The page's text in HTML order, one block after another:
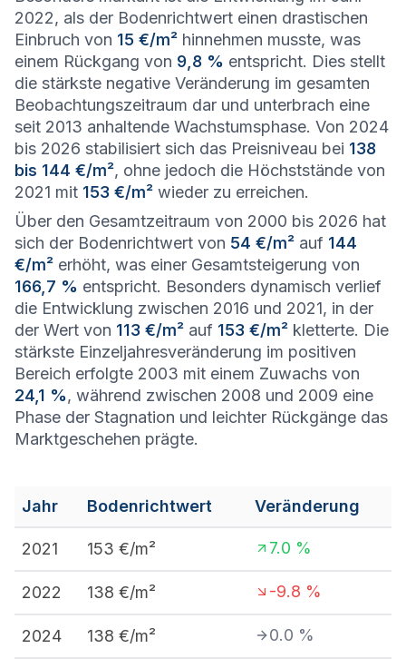
2022, als der Bodenrichtwert einen drastischen
Einbruch von 15 €/m² hinnehmen musste, was
einem Rückgang von 9,8 % entspricht. Dies stellt
die stärkste negative Veränderung im gesamten
Beobachtungszeitraum dar und unterbrach eine
seit 2013 anhaltende Wachstumsphase. Von 2024
bis 2026 stabilisiert sich das Preisniveau bei 138
bis 144 €/m², ohne jedoch die Höchststände von
2021 mit 153 €/m² wieder zu erreichen.
Über den Gesamtzeitraum von 2000 bis 2026 hat
sich der Bodenrichtwert von 54 €/m² auf 144
€/m² erhöht, was einer Gesamtsteigerung von
166,7 % entspricht. Besonders dynamisch verlief
die Entwicklung zwischen 2016 und 2021, in der
der Wert von 113 €/m² auf 153 €/m² kletterte. Die
stärkste Einzeljahresveränderung im positiven
Bereich erfolgte 2003 mit einem Zuwachs von
24,1 %, während zwischen 2008 und 2009 eine
Phase der Stagnation und leichter Rückgänge das
Marktgeschehen prägte.
Jahr Bodenrichtwert Veränderung
2021 153 €/m² 7.0 %
2022 138 €/m² -9.8 %
2024 138 €/m² 0.0 %